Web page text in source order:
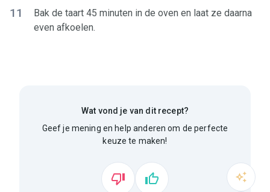
11
Bak de taart 45 minuten in de oven en laat ze daarna
even afkoelen.
Wat vond je van dit recept?
Geef je mening en help anderen om de perfecte
keuze te maken!